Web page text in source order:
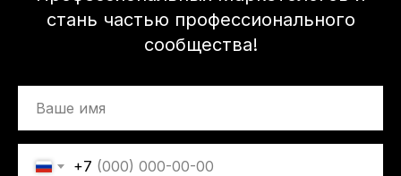
стань частью профессионального
сообщества!
+7